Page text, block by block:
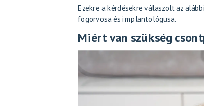
Ezekre a kérdésekre válaszolt az
fogorvosa és implantológusa.
Miért van szükség